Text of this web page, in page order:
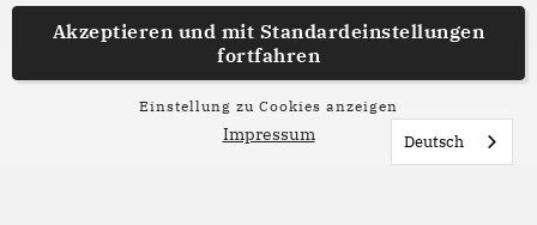
Akzeptieren und mit Standardeinstellungen
fortfahren
Einstellung zu Cookies anzeigen
Impressum
tschechisch-slowakische Onlinemagazin jádu. Sie
schreibt Romane (bislang unter Pseudonym),
Kurzgeschichten und Flash Fiction, gern mit
surrealen Inhalten.
Janika Rehak begeistert sich für Japan, die 1920er
Jahre sowie für Märchen aus aller Welt und freut
Deutsch